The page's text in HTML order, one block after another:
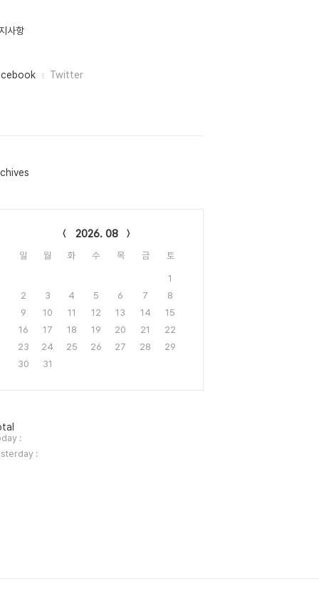
사항
Twitter
2026. 08
일 월 화 수 목 금 토
1
2
3 4 5 6 7
8
9
10 11 12 13 14
15
16
17 18 19 20 21
22
23
24 25 26 27 28
29
30
31
:
: